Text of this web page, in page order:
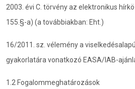
2003. évi C. törvény az elektronikus
155.§-a) (a továbbiakban: Eht.)
16/2011. sz. vélemény a
gyakorlatára vonatkozó EASA/IAB-
1.2 Fogalommeghatározások